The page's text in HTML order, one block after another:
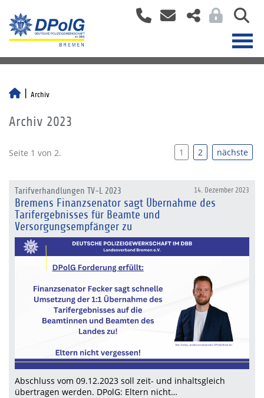
Archiv
Archiv 2023
Seite 1 von 2. 1 2 nächste
14. Dezember 2023
Tarifverhandlungen TV-L 2023
Bremens Finanzsenator sagt Übernahme des
Tarifergebnisses für Beamte und
Versorgungsempfänger zu
Abschluss vom 09.12.2023 soll zeit- und inhaltsgleich
übertragen werden. DPolG: Eltern nicht…